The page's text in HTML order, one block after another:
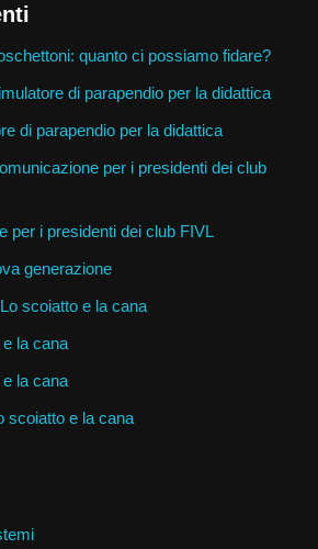
quanto ci possiamo fidare?
di parapendio per la didattica
di parapendio per la didattica
per i presidenti dei club
per i presidenti dei club FIVL
generazione
Lo scoiatto e la cana
la cana
la cana
scoiatto e la cana